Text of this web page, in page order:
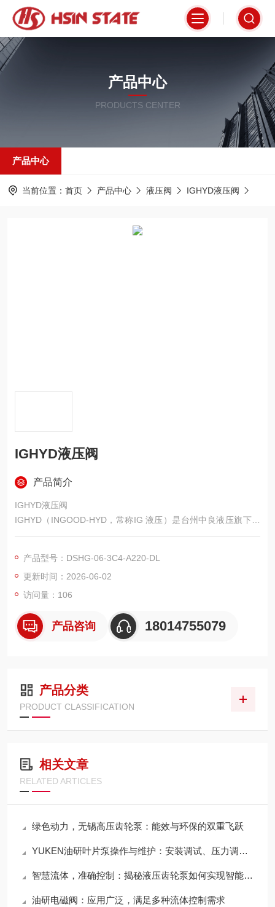
产品中心
PRODUCTS CENTER
产品中心
当前位置： 首页 产品中心 液压阀 IGHYD液压阀
IGHYD液压阀
产品简介
IGHYD液压阀
IGHYD（INGOOD‑HYD，常称IG 液压）是台州中良液压旗下国
产通用液压阀品牌，主打油研型尺寸、高性价比、全系列通用
产品型号：DSHG-06-3C4-A220-DL
更新时间：2026-06-02
访问量：106
产品咨询 18014755079
产品分类
PRODUCT CLASSIFICATION
相关文章
RELATED ARTICLES
绿色动力，无锡高压齿轮泵：能效与环保的双重飞跃
YUKEN油研叶片泵操作与维护：安装调试、压力调节与日常检查
智慧流体，准确控制：揭秘液压齿轮泵如何实现智能化流体传动
油研电磁阀：应用广泛，满足多种流体控制需求